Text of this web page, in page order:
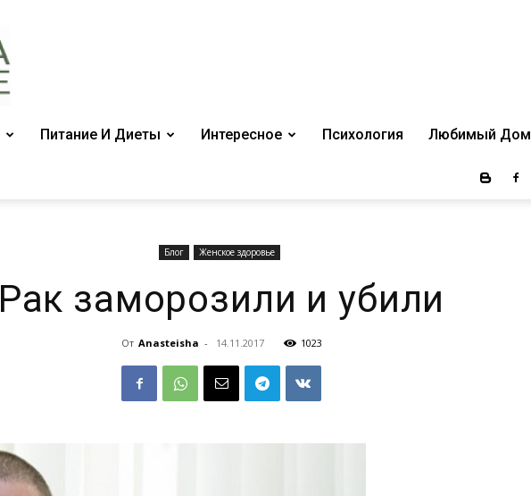
Питание И Диеты Интересное Психология Любимый Дом
Блог Женское здоровье
Рак заморозили и убили
От Anasteisha - 14.11.2017 1023